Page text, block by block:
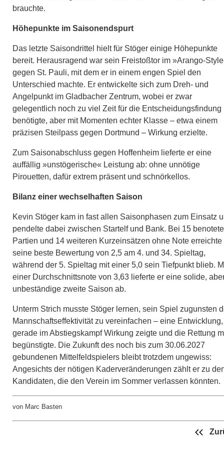
brauchte.
Höhepunkte im Saisonendspurt
Das letzte Saisondrittel hielt für Stöger einige Höhepunkte
bereit. Herausragend war sein Freistoßtor im »Arango-
gegen St. Pauli, mit dem er in einem engen Spiel den
Unterschied machte. Er entwickelte sich zum Dreh- und
Angelpunkt im Gladbacher Zentrum, wobei er zwar
gelegentlich noch zu viel Zeit für die Entscheidungsfindung
benötigte, aber mit Momenten echter Klasse – etwa einem
präzisen Steilpass gegen Dortmund – Wirkung erzielte.
Zum Saisonabschluss gegen Hoffenheim lieferte er eine
auffällig »unstögerische« Leistung ab: ohne unnötige
Pirouetten, dafür extrem präsent und schnörkellos.
Bilanz einer wechselhaften Saison
Kevin Stöger kam in fast allen Saisonphasen zum Einsatz
pendelte dabei zwischen Startelf und Bank. Bei 15
Partien und 14 weiteren Kurzeinsätzen ohne Note erreichte
seine beste Bewertung von 2,5 am 4. und 34. Spieltag,
während der 5. Spieltag mit einer 5,0 sein Tiefpunkt blieb.
einer Durchschnittsnote von 3,63 lieferte er eine solide,
unbeständige zweite Saison ab.
Unterm Strich musste Stöger lernen, sein Spiel zugunsten
Mannschaftseffektivität zu vereinfachen – eine
gerade im Abstiegskampf Wirkung zeigte und die Rettung
begünstigte. Die Zukunft des noch bis zum 30.06.2027
gebundenen Mittelfeldspielers bleibt trotzdem ungewiss:
Angesichts der nötigen Kaderveränderungen zählt er zu
Kandidaten, die den Verein im Sommer verlassen könnten.
von Marc Basten